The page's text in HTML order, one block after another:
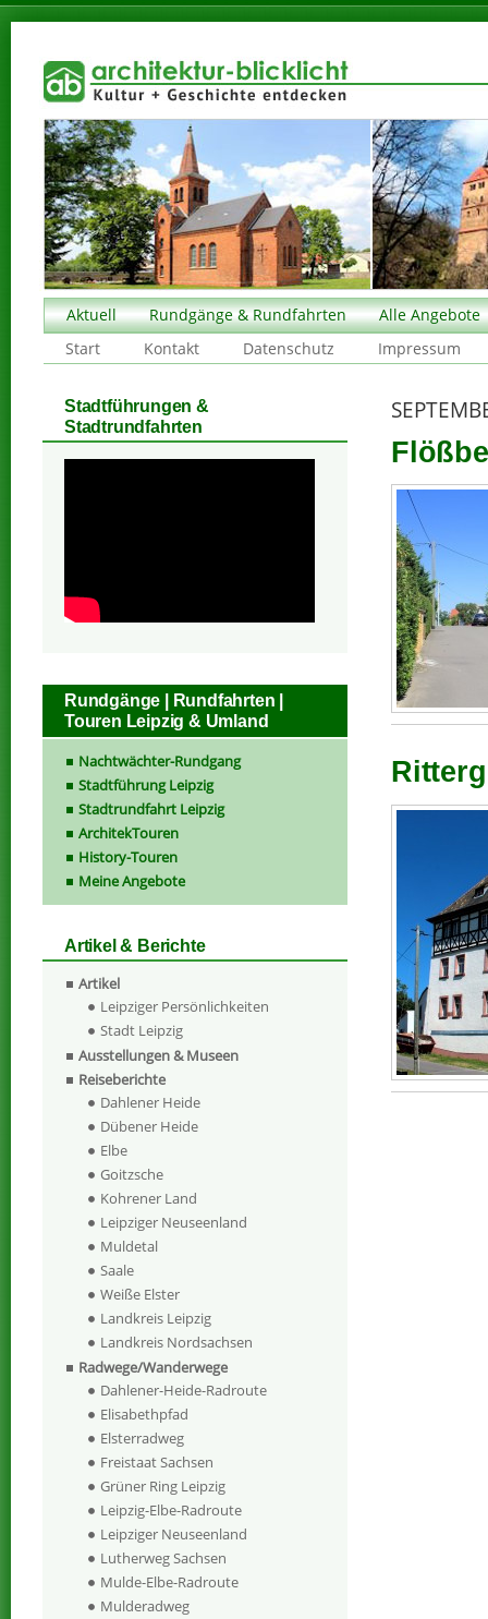
Aktuell Rundgänge & Rundfahrten
Alle Angebote
Start
Kontakt Datenschutz Impressum
Stadtführungen &
Stadtrundfahrten
Rundgänge | Rundfahrten |
Touren Leipzig & Umland
Nachtwächter-Rundgang
Stadtführung Leipzig
Stadtrundfahrt Leipzig
ArchitekTouren
History-Touren
Meine Angebote
Artikel & Berichte
Artikel
Leipziger Persönlichkeiten
Stadt Leipzig
Ausstellungen & Museen
Reiseberichte
Dahlener Heide
Dübener Heide
Elbe
Goitzsche
Kohrener Land
Leipziger Neuseenland
Muldetal
Saale
Weiße Elster
Landkreis Leipzig
Landkreis Nordsachsen
Radwege/Wanderwege
Dahlener-Heide-Radroute
Elisabethpfad
Elsterradweg
Freistaat Sachsen
Grüner Ring Leipzig
Leipzig-Elbe-Radroute
Leipziger Neuseenland
Lutherweg Sachsen
Mulde-Elbe-Radroute
Mulderadweg